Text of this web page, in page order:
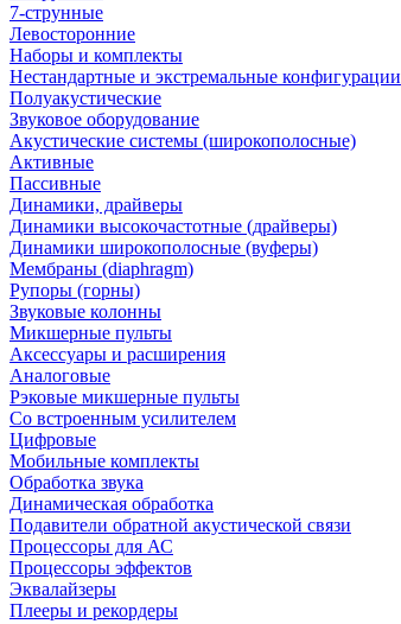
7-струнные
Левосторонние
Наборы и комплекты
Нестандартные и экстремальные конфигурации
Полуакустические
Звуковое оборудование
Акустические системы (широкополосные)
Активные
Пассивные
Динамики, драйверы
Динамики высокочастотные (драйверы)
Динамики широкополосные (вуферы)
Мембраны (diaphragm)
Рупоры (горны)
Звуковые колонны
Микшерные пульты
Аксессуары и расширения
Аналоговые
Рэковые микшерные пульты
Со встроенным усилителем
Цифровые
Мобильные комплекты
Обработка звука
Динамическая обработка
Подавители обратной акустической связи
Процессоры для АС
Процессоры эффектов
Эквалайзеры
Плееры и рекордеры